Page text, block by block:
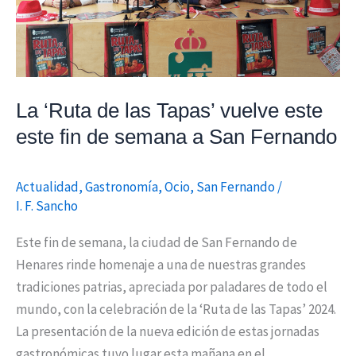
La ‘Ruta de las Tapas’ vuelve este
este fin de semana a San Fernando
Actualidad,Gastronomía,Ocio, San Fernando/
I. F. Sancho
Este fin de semana, la ciudad de San Fernando de
Henares rinde homenaje a una de nuestras grandes
tradiciones patrias, apreciada por paladares de todo el
mundo, con la celebración de la ‘Ruta de las Tapas’ 2024.
La presentación de la nueva edición de estas jornadas
este
este
fin
semana
a
Fernando